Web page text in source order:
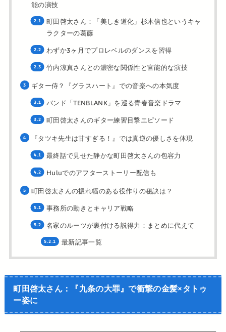
能の演技
町田啓太さん：「美しき道化」杉木信也というキャ
ラクターの葛藤
わずか3ヶ月でプロレベルのダンスを習得
竹内涼真さんとの濃密な関係性と官能的な演技
ギター侍？『グラスハート』での音楽への本気度
バンド「TENBLANK」を巡る青春音楽ドラマ
町田啓太さんのギター練習目撃エピソード
『タツキ先生は甘すぎる！』では真逆の優しさを体現
最終話で見せた静かな町田啓太さんの包容力
Huluでのアフターストーリー配信も
町田啓太さんの振れ幅のある役作りの秘訣は？
事務所の動きとキャリア戦略
名家のルーツが裏付ける説得力：まとめに代えて
最新記事一覧
町田啓太さん：『九条の大罪』で衝撃の金髪×タトゥ
ー姿に